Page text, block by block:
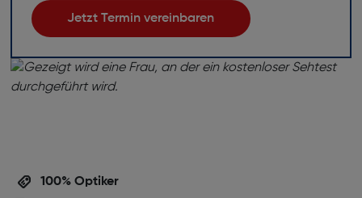
Jetzt Termin vereinbaren
100% Optiker